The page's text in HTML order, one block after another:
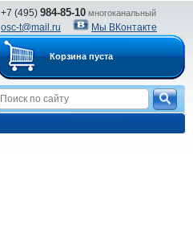
+7 (495) 984-85-10 многоканальный
osc-t@mail.ru Мы ВКонтакте
Корзина пуста